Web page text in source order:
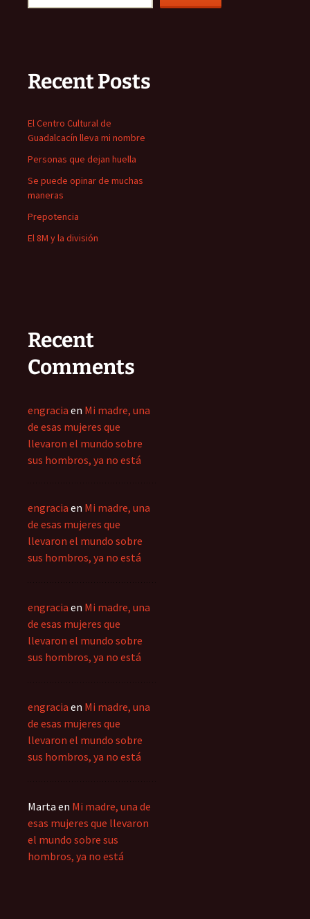
Recent Posts
El Centro Cultural de
Guadalcacín lleva mi nombre
Personas que dejan huella
Se puede opinar de muchas
maneras
Prepotencia
El 8M y la división
Recent
Comments
engracia en Mi madre, una
de esas mujeres que
llevaron el mundo sobre
sus hombros, ya no está
engracia en Mi madre, una
de esas mujeres que
llevaron el mundo sobre
sus hombros, ya no está
engracia en Mi madre, una
de esas mujeres que
llevaron el mundo sobre
sus hombros, ya no está
engracia en Mi madre, una
de esas mujeres que
llevaron el mundo sobre
sus hombros, ya no está
Marta en Mi madre, una de
esas mujeres que llevaron
el mundo sobre sus
hombros, ya no está